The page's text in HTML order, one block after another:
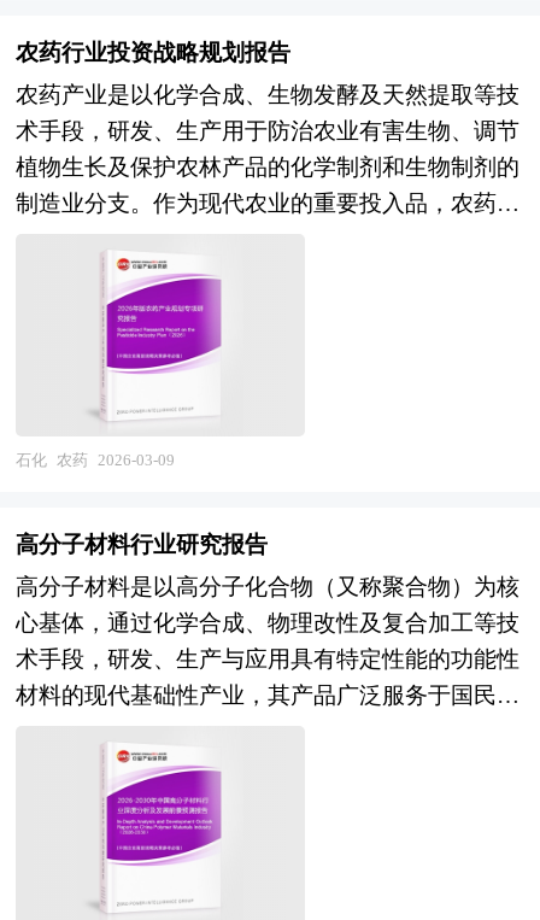
析内容和研究成果。 中研普华通过对液化石油气
行业长期跟踪监测，分析液化石油气行业需求、供
给、经营特性、获取能力、产业链和价值链等多方
面的内容，整合行业、市场、企业、用户等多层面
数据和信息资源，为客户提供深度的液化石油气行
解液化石油气行业，发现投资价值和投资机会，规
避经营风险，提高管理和运营能力。液化石油气行
业报告是从事液化石油气行业投资之前，对液化石
油气行业各种相关因素进行具体调查、研究、分
析，评估项目可行性、效果效益程度，提出建设性
意见建议对策等，是液化石油气行业投资决策者和
行业的理论认识为主要内容，重在液化石油气行业
本质及规律性认识的研究。液化石油气行业研究报
告持续提供高价值服务，是企业了解各行业当前最
新发展动向、把握市场机会、做出正确投资和明确
企业发展方向不可多得的精品资料。 本研究咨询
报告由中研普华咨询公司领衔撰写，在大量周密的
市场调研基础上，主要依据了国家统计局、国家商
务部、国家发改委、国务院发展研究中心、中国液
化石油气行业协会、中研普华产业研究院、全国及
海外多种相关报刊杂志以及专业研究机构公布和提
供的大量资料，对中国国家 “十四五”中后期国民经
技术演进维度，绿电制氢与氢基化工、二氧化碳捕
集利用与封存（CCUS）耦合化工流程、以及生物
质转化与生物制造技术的规模化应用，将推动行业
从"化石能源依赖"向"可再生碳资源利用"范式转
型；产品结构维度，随着半导体、新能源、航空航
胶、锂电材料及高性能复合材料等高端化学品将迎
来国产替代窗口期；产业组织维度，化工园区智慧
化改造、企业间物料互供与能源梯级利用的循环经
济模式深化，以及大型石化基地与下游新材料、新
能源产业的耦合发展，将提升行业整体资源能源利
用效率与本质安全水平；全球化布局维度，在"一
（CBAM）及绿色贸易壁垒的新挑战。 本研究咨
询报告由中研普华咨询公司领衔撰写，在大量周密
的市场调研基础上，主要依据了国家统计局、国家
商务部、国家发改委、国家经济信息中心、国务院
发展研究中心、国家海关总署、全国商业信息中
心、中国经济景气监测中心、中国行业研究网、全
国及海外相关报刊杂志的基础信息以及化学品行业
研究单位等公布和提供的大量资料。报告对我国化
学品行业的供需状况、发展现状、子行业发展变化
等进行了分析，重点分析了国内外化学品行业的发
跨高分子化学、生物工程、发酵工程、材料改性及
术路线多元、成本竞争力敏感、降解条件要求严苛
等典型特征。随着全球禁塑限塑政策收紧、消费者
环保意识觉醒及ESG投资理念普及，可降解材料已
从早期的概念验证快速演进为规模化替代应用，其
产业价值正从单纯的环保替代品向循环经济基础设
施与绿色品牌溢价深度延伸。 当前中国可降解材
料产业正处于从"政策刺激"向"市场驱动"转型、
从"产能爆发"向"质量效益"升级的关键调整期。经
过多年发展，我国已成为全球最大的可降解材料生
产国，在PBAT、PLA等主流品种形成规模化产
能，部分企业在PHA、二氧化碳基聚合物等前沿方
域实现广泛应用，可降解地膜在烟草、棉花等作物
种植中开展示范推广。展望"十五五"时期，中国可
降解材料行业将迎来政策体系完善与市场化机制成
熟的双重战略机遇。技术演进维度，非粮生物质原
料利用、高效菌株构建及连续发酵工艺优化将降低
原料来源；应用拓展维度，随着快递包装、外卖餐
饮、农业地膜及卫生用品等领域强制替代政策的深
化，以及国际绿色贸易壁垒的倒逼，可降解材料的
市场渗透率将稳步提升，高端医疗、电子包装等高
性能应用场景将突破；产业整合维度，具备原料-
农药行业投资战略规划报告
农药产业是以化学合成、生物发酵及天然提取等技
术手段，研发、生产用于防治农业有害生物、调节
植物生长及保护农林产品的化学制剂和生物制剂的
制造业分支。作为现代农业的重要投入品，农药涵
生杀虫剂等主要品类，其应用贯穿粮食作物、经济
作物、果蔬茶种植及公共卫生防疫等多个领域，对
保障国家粮食安全、农产品有效供给及公共卫生安
全具有不可替代的战略价值。农药产业链条高度复
杂，上游涉及基础化工原料、精细化工中间体及生
物发酵底物，中游涵盖原药合成、制剂加工及剂型
的技术密集、资本密集与监管强约束型产业，其发
力。 产业规划一般包括产业发展现状、产业特征
分析、产业发展目标和发展定位、产业发展重点方
向、产业空间引导和产业发展政策等。随着中国对
外开放程度的深化，经济全球化和区域化对产业发
展的影响显著增强，产业间的竞争层次和深度也发
生了变化。因此，科学预测产业发展趋势和空间变
化态势，对产业发展和规划具有重要的意义。中研
普华拥有28年的产业规划、细分市场研究及大量项
目运作经验，业务覆盖全球。累积300多个产业园
石化 农药 2026-03-09
高分子材料行业研究报告
高分子材料是以高分子化合物（又称聚合物）为核
心基体，通过化学合成、物理改性及复合加工等技
术手段，研发、生产与应用具有特定性能的功能性
材料的现代基础性产业，其产品广泛服务于国民经
行业以单体分子通过聚合反应形成高分子量长链结
构为基础，涵盖从基础树脂合成到终端制品加工的
完整产业链，其核心特征在于材料的分子量巨大
（通常在10,000以上）且具有多分散性，结构上可
呈现线型、支链型或三维网络状，并可通过调控链